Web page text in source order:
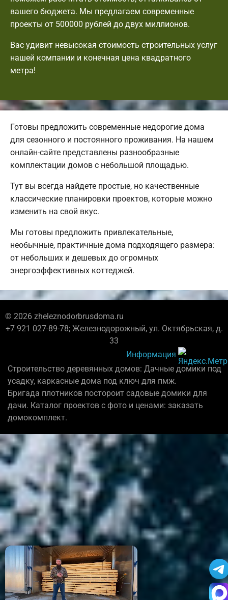
вашего бюджета. Мы предлагаем современные
проекты от 500000 рублей до двух миллионов.
Вас удивит невысокая стоимость строительных услуг
нашей компании и конечная цена квадратного
метра!
Готовы предложить современные недорогие дома
для сезонного и постоянного проживания. На нашем
онлайн-сайте представлены разнообразные
комплектации домов с небольшой площадью.
Тут вы всегда найдете простые, но качественные
классические планировки проектов, которые можно
изменить на свой вкус.
Мы готовы предложить привлекательные,
необычные, практичные дома подходящего размера:
от небольших и дешевых до огромных
энергоэффективных коттеджей.
© 2026 zheleznodorbrusdoma.ru
+7 921 027-89-78; Железнодорожный, ул. Октябрьская, д.
33
Информация
Строительство деревянных домов: Дачные домики под
усадку, каркасные дома под ключ для пмж.
Бригада плотников постороит садовые домики для
дачи. Каталог проектов с фото и ценами: заказать
домокомплект.